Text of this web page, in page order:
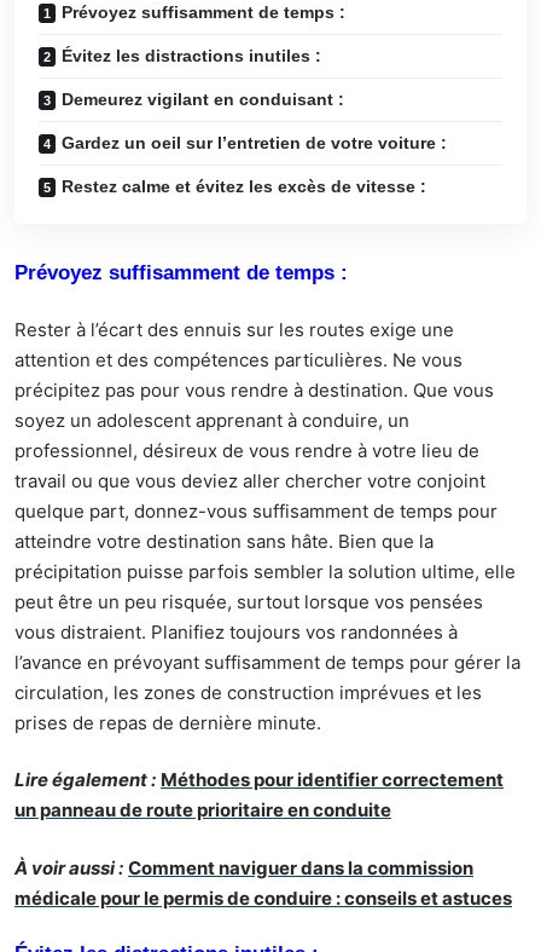
Prévoyez suffisamment de temps :
Évitez les distractions inutiles :
Demeurez vigilant en conduisant :
Gardez un oeil sur l’entretien de votre voiture :
Restez calme et évitez les excès de vitesse :
Prévoyez suffisamment de temps :
Rester à l’écart des ennuis sur les routes exige une
attention et des compétences particulières. Ne vous
précipitez pas pour vous rendre à destination. Que vous
soyez un adolescent apprenant à conduire, un
professionnel, désireux de vous rendre à votre lieu de
travail ou que vous deviez aller chercher votre conjoint
quelque part, donnez-vous suffisamment de temps pour
atteindre votre destination sans hâte. Bien que la
précipitation puisse parfois sembler la solution ultime, elle
peut être un peu risquée, surtout lorsque vos pensées
vous distraient. Planifiez toujours vos randonnées à
l’avance en prévoyant suffisamment de temps pour gérer la
circulation, les zones de construction imprévues et les
prises de repas de dernière minute.
Lire également : Méthodes pour identifier correctement
un panneau de route prioritaire en conduite
À voir aussi : Comment naviguer dans la commission
médicale pour le permis de conduire : conseils et astuces